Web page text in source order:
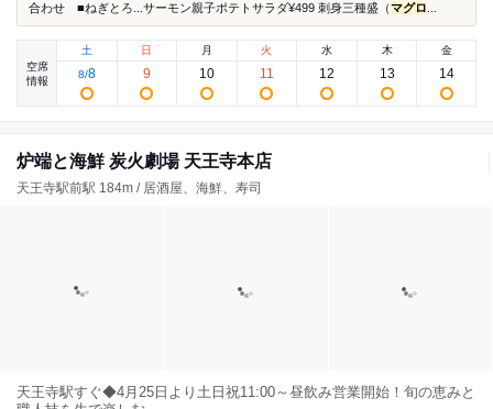
合わせ ■ねぎとろ...サーモン親子ポテトサラダ¥499 刺身三種盛（マグロ
空席
情報
土
8/8
日
9
月
10
火
11
水
12
木
13
金
14
炉端と海鮮 炭火劇場 天王寺本店
天王寺駅前駅 184m / 居酒屋、海鮮、寿司
天王寺駅すぐ◆4月25日より土日祝11:00～昼飲み営業開始！旬の恵みと